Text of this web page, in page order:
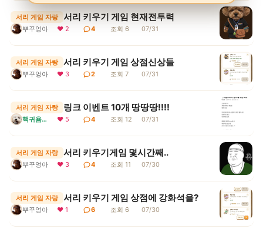
서리 게임 자랑 서리 키우기 게임 현재전투력
뿌꾸엉아 ❤ 2 4 조회 6 07/31
서리 게임 자랑 서리 키우기 게임 상점신상들
뿌꾸엉아 ❤ 3 2 조회 7 07/31
서리 게임 자랑 링크 이벤트 10개 땅땅땅!!!!
핵귀욤서리 ❤ 5 4 조회 12 07/31
서리 게임 자랑 서리 키우기게임 몇시간째..
뿌꾸엉아 ❤ 3 4 조회 11 07/30
서리 게임 자랑 서리 키우기 게임 상점에 강화석을?
뿌꾸엉아 ❤ 1 6 조회 6 07/30